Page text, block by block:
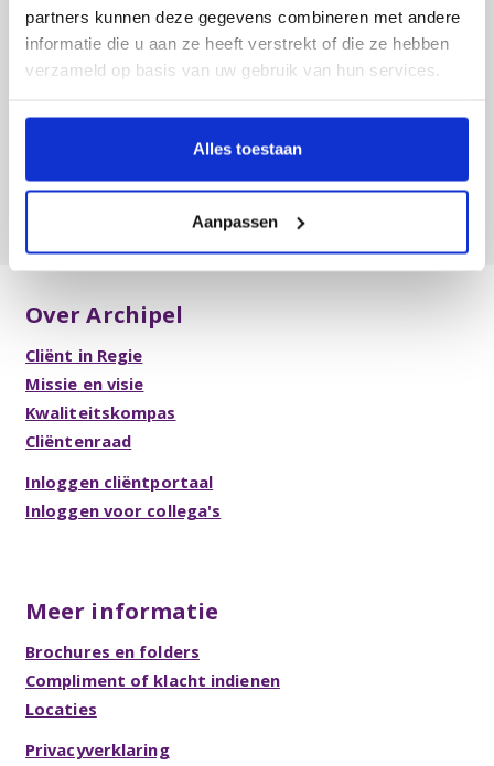
partners kunnen deze gegevens combineren met andere
informatie die u aan ze heeft verstrekt of die ze hebben
verzameld op basis van uw gebruik van hun services.
Alles toestaan
Aanpassen
Meer weten over Archipel?
Vacatures
Over Archipel
Cliënt in Regie
Missie en visie
Kwaliteitskompas
Cliëntenraad
Inloggen cliëntportaal
Inloggen voor collega's
Meer informatie
Brochures en folders
Compliment of klacht indienen
Locaties
Privacyverklaring